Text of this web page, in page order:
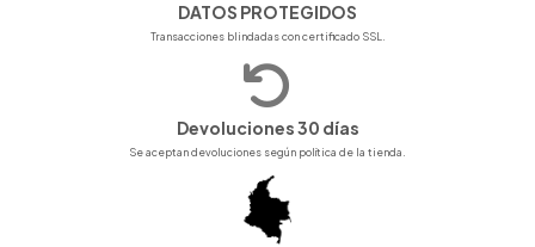
DATOS PROTEGIDOS
Transacciones blindadas con certificado SSL.
Devoluciones 30 días
Se aceptan devoluciones según política de la tienda.